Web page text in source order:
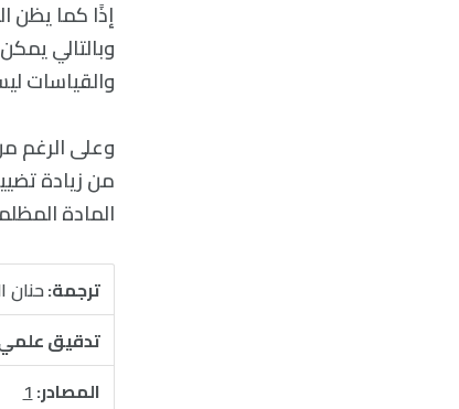
إذًا كما يظن
وبالتالي
والقياسات
من زيادة
المادة
ترجمة:حنان
تدقيق
المصادر:1